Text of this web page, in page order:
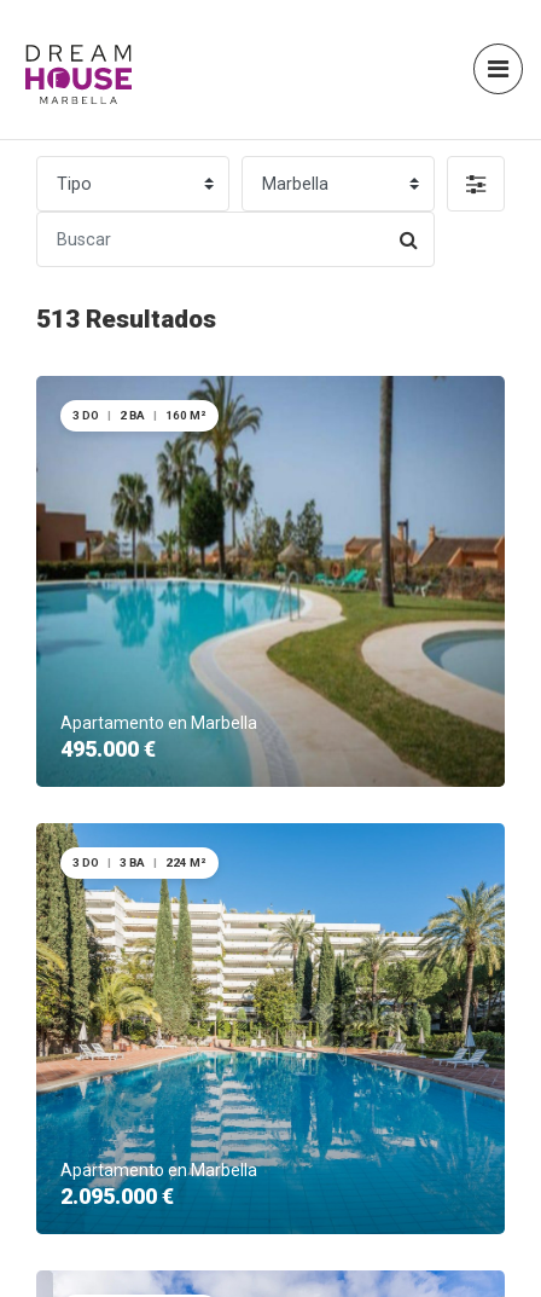
513 Resultados
Apartamento en Marbella
495.000 €
3 DO | 2 BA | 160 M²
Apartamento en Marbella
2.095.000 €
3 DO | 3 BA | 224 M²